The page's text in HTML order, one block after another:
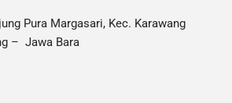
Pura Margasari, Kec. Karawang
– Jawa Bara